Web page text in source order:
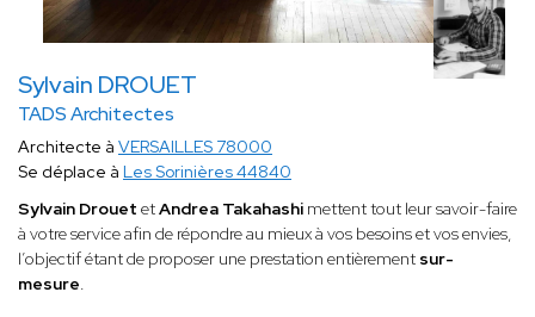
Sylvain DROUET
TADS Architectes
Architecte à VERSAILLES 78000
Se déplace à Les Sorinières 44840
Sylvain Drouet etAndrea Takahashi mettent tout leur savoir-faire
à votre service afin de répondre au mieux à vos besoins et vos envies,
l’objectif étant de proposer une prestation entièrement sur-
mesure.